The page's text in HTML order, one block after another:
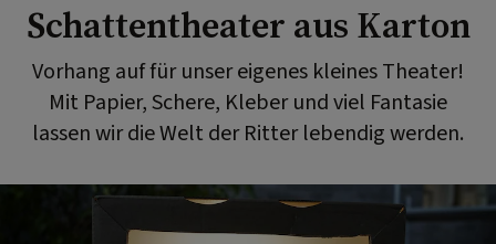
Schattentheater aus Karton
Vorhang auf für unser eigenes kleines Theater!
Mit Papier, Schere, Kleber und viel Fantasie
lassen wir die Welt der Ritter lebendig werden.